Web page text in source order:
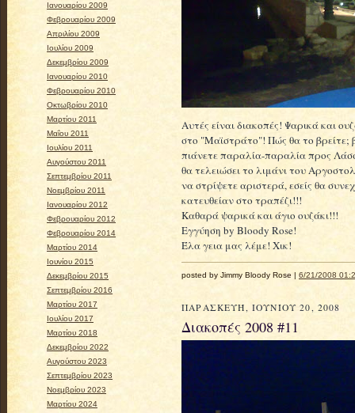
Ιανουαρίου 2009
Φεβρουαρίου 2009
Απριλίου 2009
Ιουλίου 2009
Δεκεμβρίου 2009
Ιανουαρίου 2010
Φεβρουαρίου 2010
Οκτωβρίου 2010
Μαρτίου 2011
Μαΐου 2011
Ιουλίου 2011
Αυγούστου 2011
Σεπτεμβρίου 2011
Νοεμβρίου 2011
Ιανουαρίου 2012
Φεβρουαρίου 2012
Φεβρουαρίου 2014
Μαρτίου 2014
Ιουνίου 2015
Δεκεμβρίου 2015
Σεπτεμβρίου 2016
Μαρτίου 2017
Ιουλίου 2017
Μαρτίου 2018
Δεκεμβρίου 2022
Αυγούστου 2023
Σεπτεμβρίου 2023
Νοεμβρίου 2023
Μαρτίου 2024
Αυτές είναι διακοπές! Ψαρικά και
στο "Μαϊστράτο"! Πώς θα το βρείτε;
πιάνετε παραλία-παραλία προς
θα τελειώσει το λιμάνι του
να στρίψετε αριστερά, εσείς θα
κατευθείαν στο τραπέζι!!!
Καθαρά ψαρικά και άγιο ουζάκι!!!
Εγγύηση by Bloody Rose!
Έλα γεια μας λέμε! Χικ!
posted by Jimmy Bloody Rose | 6/21/2008
ΠΑΡΑΣΚΕΥΉ, ΙΟΥΝΊΟΥ 20, 2008
Διακοπές 2008 #11